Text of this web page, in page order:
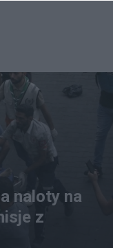
naloty na
z